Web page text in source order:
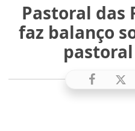
Pastoral das
faz balanço